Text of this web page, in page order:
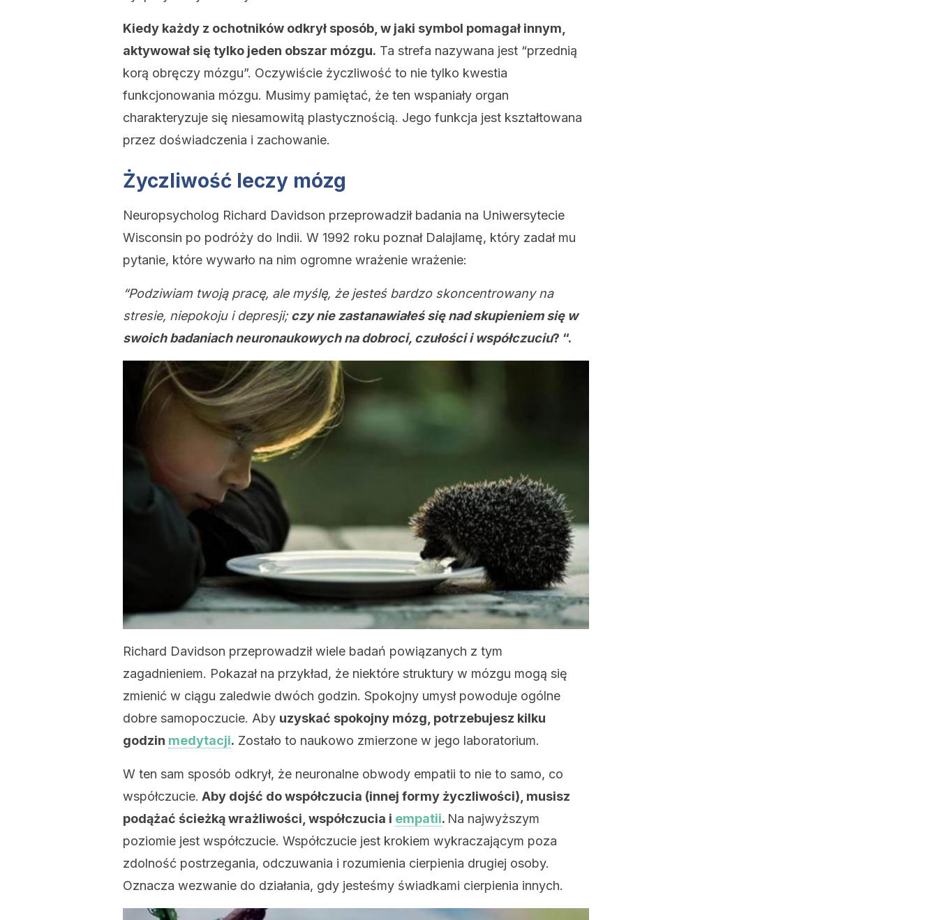
Kiedy każdy z ochotników odkrył sposób, w jaki symbol pomagał innym,
aktywował się tylko jeden obszar mózgu. Ta strefa nazywana jest “przednią
korą obręczy mózgu”. Oczywiście życzliwość to nie tylko kwestia
funkcjonowania mózgu. Musimy pamiętać, że ten wspaniały organ
charakteryzuje się niesamowitą plastycznością. Jego funkcja jest kształtowana
przez doświadczenia i zachowanie.
Życzliwość leczy mózg
Neuropsycholog Richard Davidson przeprowadził badania na Uniwersytecie
Wisconsin po podróży do Indii. W 1992 roku poznał Dalajlamę, który zadał mu
pytanie, które wywarło na nim ogromne wrażenie wrażenie:
“Podziwiam twoją pracę, ale myślę, że jesteś bardzo skoncentrowany na
stresie, niepokoju i depresji; czy nie zastanawiałeś się nad skupieniem się w
swoich badaniach neuronaukowych na dobroci, czułości i współczuciu? “.
Richard Davidson przeprowadził wiele badań powiązanych z tym
zagadnieniem. Pokazał na przykład, że niektóre struktury w mózgu mogą się
zmienić w ciągu zaledwie dwóch godzin. Spokojny umysł powoduje ogólne
dobre samopoczucie. Aby uzyskać spokojny mózg, potrzebujesz kilku
godzin medytacji. Zostało to naukowo zmierzone w jego laboratorium.
W ten sam sposób odkrył, że neuronalne obwody empatii to nie to samo, co
współczucie. Aby dojść do współczucia (innej formy życzliwości), musisz
podążać ścieżką wrażliwości, współczucia i empatii. Na najwyższym
poziomie jest współczucie. Współczucie jest krokiem wykraczającym poza
zdolność postrzegania, odczuwania i rozumienia cierpienia drugiej osoby.
Oznacza wezwanie do działania, gdy jesteśmy świadkami cierpienia innych.